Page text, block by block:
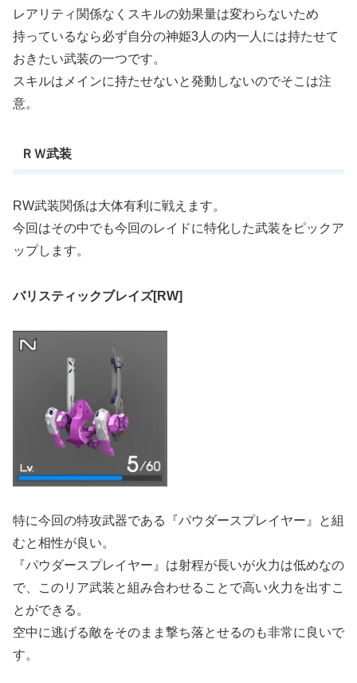
レアリティ関係なくスキルの効果量は変わらないため
持っているなら必ず自分の神姫3人の内一人には持たせて
おきたい武装の一つです。
スキルはメインに持たせないと発動しないのでそこは注
意。
ＲＷ武装
RW武装関係は大体有利に戦えます。
今回はその中でも今回のレイドに特化した武装をピックア
ップします。
バリスティックブレイズ[RW]
特に今回の特攻武器である『パウダースプレイヤー』と組
むと相性が良い。
『パウダースプレイヤー』は射程が長いが火力は低めなの
で、このリア武装と組み合わせることで高い火力を出すこ
とができる。
空中に逃げる敵をそのまま撃ち落とせるのも非常に良いで
す。